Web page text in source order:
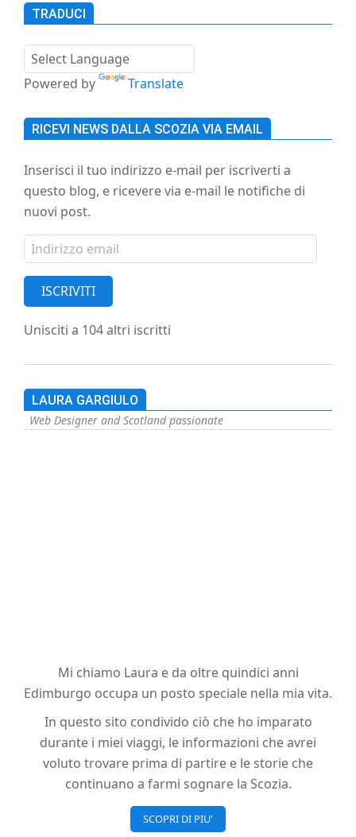
TRADUCI
Powered by Translate
RICEVI NEWS DALLA SCOZIA VIA EMAIL
Inserisci il tuo indirizzo e-mail per iscriverti a
questo blog, e ricevere via e-mail le notifiche di
nuovi post.
Indirizzo
email
ISCRIVITI
Unisciti a 104 altri iscritti
LAURA GARGIULO
Web Designer and Scotland passionate
Mi chiamo Laura e da oltre quindici anni
Edimburgo occupa un posto speciale nella mia vita.
In questo sito condivido ciò che ho imparato
durante i miei viaggi, le informazioni che avrei
voluto trovare prima di partire e le storie che
continuano a farmi sognare la Scozia.
SCOPRI DI PIU'